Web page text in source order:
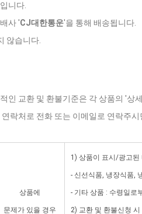
입니다.
사 'CJ대한통운'을 통해 배송됩니다.
않습니다.
인 교환 및 환불기준은 각 상품의 '상
락처로 전화 또는 이메일로 연락주
상품에
문제가 있을 경우
1) 상품이 표시/광고된
- 신선식품, 냉장식품,
- 기타 상품 : 수령일로
2) 교환 및 환불신청